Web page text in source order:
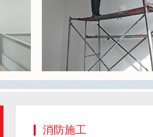
消防施工